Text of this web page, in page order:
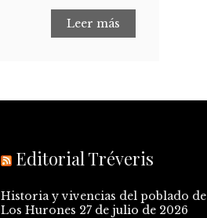
Leer más
Editorial Tréveris
Historia y vivencias del poblado de
Los Hurones 27 de julio de 2026